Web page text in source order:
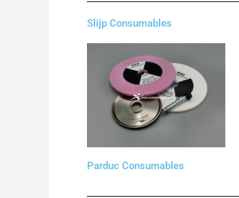
Slijp Consumables
Parduc Consumables